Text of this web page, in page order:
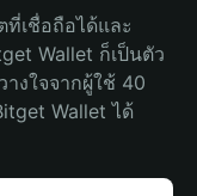
เชื่อถือได้และ
Wallet ก็เป็นตัว
งใจจากผู้ใช้ 40
Wallet ได้